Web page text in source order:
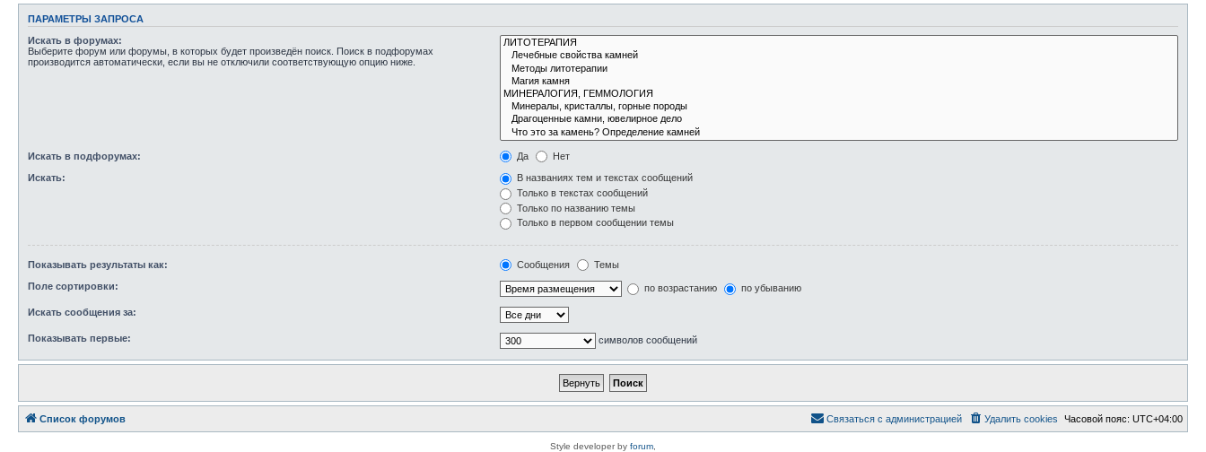
ПАРАМЕТРЫ ЗАПРОСА
Искать в форумах:
Выберите форум или форумы, в которых будет произведён поиск. Поиск в подфорумах
производится автоматически, если вы не отключили соответствующую опцию ниже.
Искать в подфорумах: Да Нет
Искать:
В названиях тем и текстах сообщений
Только в текстах сообщений
Только по названию темы
Только в первом сообщении темы
Показывать результаты как: Сообщения Темы
Поле сортировки: по возрастанию по убыванию
Искать сообщения за:
Показывать первые: символов сообщений
Список форумов Часовой пояс: UTC+04:00
Удалить cookies
Связаться с администрацией
Style developer by forum,